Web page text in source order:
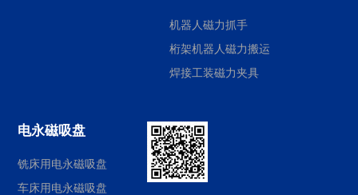
机器人磁力抓手
桁架机器人磁力搬运
焊接工装磁力夹具
电永磁吸盘
铣床用电永磁吸盘
车床用电永磁吸盘